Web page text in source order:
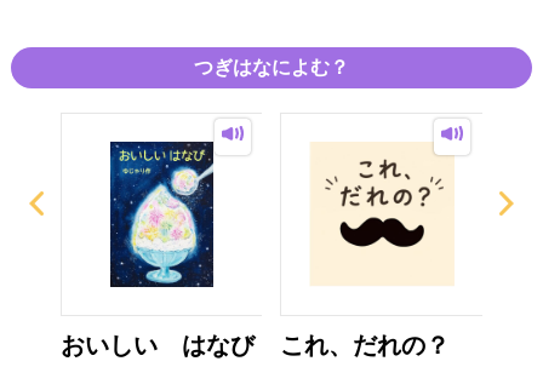
つぎはなによむ？
おいしい はなび これ、だれの？